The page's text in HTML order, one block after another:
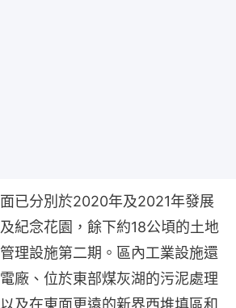
已分別於2020年及2021年發展
紀念花園，餘下約18公頃的土地
理設施第二期。區內工業設施還
廠、位於東部煤灰湖的污泥處理
及在東面更遠的新界西堆填區和